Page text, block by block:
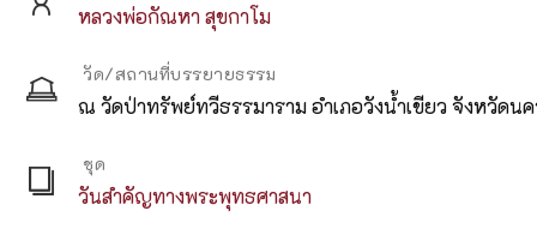
หลวงพ่อกัณหา สุขกาโม
วัด/สถานที่บรรยายธรรม
ณ วัดป่าทรัพย์ทวีธรรมาราม อำเภอวังน้ำเขียว จังหวัดน
ชุด
วันสำคัญทางพระพุทธศาสนา